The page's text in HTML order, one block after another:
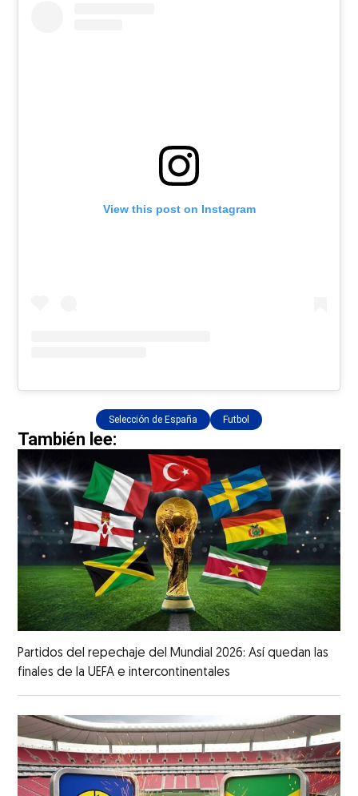
View this post on Instagram
Selección de España Futbol
También lee:
Partidos del repechaje del Mundial 2026: Así quedan las
finales de la UEFA e intercontinentales